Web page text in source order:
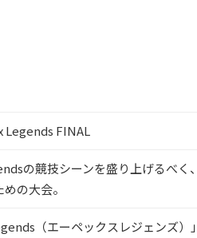
Legends FINAL
の競技シーンを盛り上げるべく
の大会。
（エーペックスレジェンズ